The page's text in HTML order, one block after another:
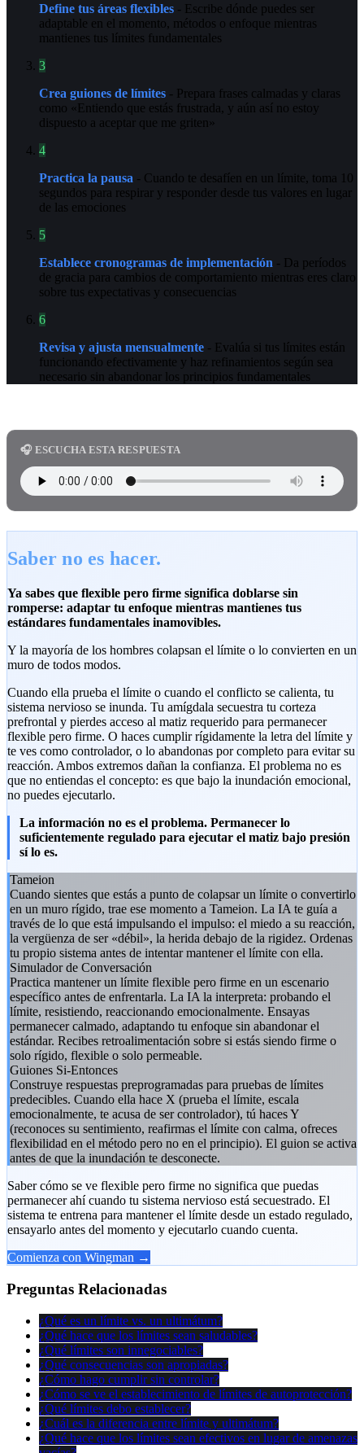
Define tus áreas flexibles - Escribe dónde puedes ser
adaptable en el momento, métodos o enfoque mientras
mantienes tus límites fundamentales
3
Crea guiones de límites - Prepara frases calmadas y claras
como «Entiendo que estás frustrada, y aún así no estoy
dispuesto a aceptar que me griten»
4
Practica la pausa - Cuando te desafíen en un límite, toma 10
segundos para respirar y responder desde tus valores en lugar
de las emociones
5
Establece cronogramas de implementación - Da períodos
de gracia para cambios de comportamiento mientras eres claro
sobre tus expectativas y consecuencias
6
Revisa y ajusta mensualmente - Evalúa si tus límites están
funcionando efectivamente y haz refinamientos según sea
necesario sin abandonar los principios fundamentales
🎧 ESCUCHA ESTA RESPUESTA
Saber no es hacer.
Ya sabes que flexible pero firme significa doblarse sin
romperse: adaptar tu enfoque mientras mantienes tus
estándares fundamentales inamovibles.
Y la mayoría de los hombres colapsan el límite o lo convierten en un
muro de todos modos.
Cuando ella prueba el límite o cuando el conflicto se calienta, tu
sistema nervioso se inunda. Tu amígdala secuestra tu corteza
prefrontal y pierdes acceso al matiz requerido para permanecer
flexible pero firme. O haces cumplir rígidamente la letra del límite y
te ves como controlador, o lo abandonas por completo para evitar su
reacción. Ambos extremos dañan la confianza. El problema no es
que no entiendas el concepto: es que bajo la inundación emocional,
no puedes ejecutarlo.
La información no es el problema. Permanecer lo
suficientemente regulado para ejecutar el matiz bajo presión
sí lo es.
Tameion
Cuando sientes que estás a punto de colapsar un límite o convertirlo
en un muro rígido, trae ese momento a Tameion. La IA te guía a
través de lo que está impulsando el impulso: el miedo a su reacción,
la vergüenza de ser «débil», la herida debajo de la rigidez. Ordenas
tu propio sistema antes de intentar mantener el límite con ella.
Simulador de Conversación
Practica mantener un límite flexible pero firme en un escenario
específico antes de enfrentarla. La IA la interpreta: probando el
límite, resistiendo, reaccionando emocionalmente. Ensayas
permanecer calmado, adaptando tu enfoque sin abandonar el
estándar. Recibes retroalimentación sobre si estás siendo firme o
solo rígido, flexible o solo permeable.
Guiones Si-Entonces
Construye respuestas preprogramadas para pruebas de límites
predecibles. Cuando ella hace X (prueba el límite, escala
emocionalmente, te acusa de ser controlador), tú haces Y
(reconoces su sentimiento, reafirmas el límite con calma, ofreces
flexibilidad en el método pero no en el principio). El guion se activa
antes de que la inundación te desconecte.
Saber cómo se ve flexible pero firme no significa que puedas
permanecer ahí cuando tu sistema nervioso está secuestrado. El
sistema te entrena para mantener el límite desde un estado regulado,
ensayarlo antes del momento y ejecutarlo cuando cuenta.
Comienza con Wingman →
Preguntas Relacionadas
¿Qué es un límite vs. un ultimátum?
¿Qué hace que los límites sean saludables?
¿Qué límites son innegociables?
¿Qué consecuencias son apropiadas?
¿Cómo hago cumplir sin controlar?
¿Cómo se ve el establecimiento de límites de autoprotección?
¿Qué límites debo establecer?
¿Cuál es la diferencia entre límite y ultimátum?
¿Qué hace que los límites sean efectivos en lugar de amenazas